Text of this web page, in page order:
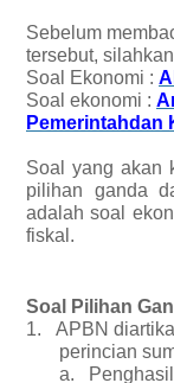
Sebelum
tersebut,
Soal Ekonomi :
Soal ekonomi :
Pemerintahdan
Soal yang akan
pilihan ganda
adalah soal
fiskal.
Soal Pilihan
1.
APBN
perincian
a.